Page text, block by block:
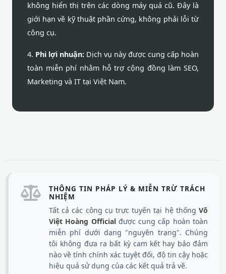
không hiển thị trên các dòng máy quá cũ. Đây là
giới hạn về kỹ thuật phần cứng, không phải lỗi từ
công cụ.
4. Phi lợi nhuận: Dịch vụ này được cung cấp hoàn
toàn miễn phí nhằm hỗ trợ cộng đồng làm SEO,
Marketing và IT tại Việt Nam.
THÔNG TIN PHÁP LÝ & MIỄN TRỪ TRÁCH
NHIỆM
Tất cả các công cụ trực tuyến tại hệ thống Võ
Việt Hoàng Officialđược cung cấp hoàn toàn
miễn phí dưới dạng "nguyên trạng". Chúng
tôi không đưa ra bất kỳ cam kết hay bảo đảm
nào về tính chính xác tuyệt đối, độ tin cậy hoặc
hiệu quả sử dụng của các kết quả trả về.